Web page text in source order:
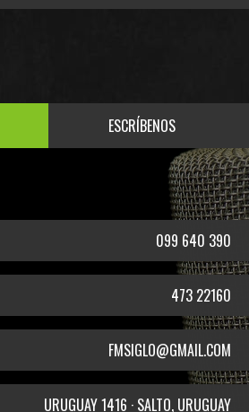
ESCRÍBENOS
099 640 390
473 22160
FMSIGLO@GMAIL.COM
URUGUAY 1416 · SALTO, URUGUAY